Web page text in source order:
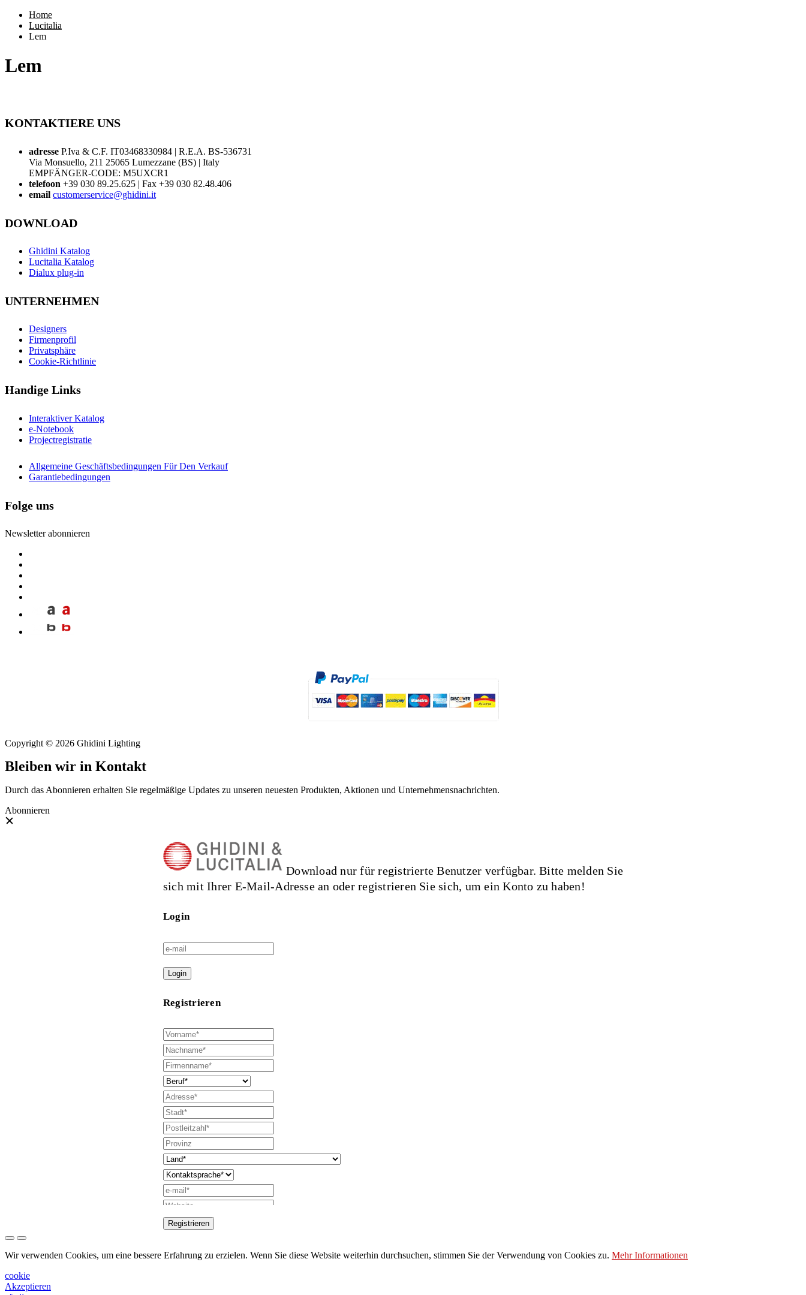
Home
Lucitalia
Lem
Lem
KONTAKTIERE UNS
adresse P.Iva & C.F. IT03468330984 | R.E.A. BS-536731
Via Monsuello, 211 25065 Lumezzane (BS) | Italy
EMPFÄNGER-CODE: M5UXCR1
telefoon +39 030 89.25.625 | Fax +39 030 82.48.406
email customerservice@ghidini.it
DOWNLOAD
Ghidini Katalog
Lucitalia Katalog
Dialux plug-in
UNTERNEHMEN
Designers
Firmenprofil
Privatsphäre
Cookie-Richtlinie
Handige Links
Interaktiver Katalog
e-Notebook
Projectregistratie
Allgemeine Geschäftsbedingungen Für Den Verkauf
Garantiebedingungen
Folge uns
Newsletter abonnieren
Copyright © 2026 Ghidini Lighting
Bleiben wir in Kontakt
Durch das Abonnieren erhalten Sie regelmäßige Updates zu unseren neuesten Produkten, Aktionen und Unternehmensnachrichten.
Abonnieren
Download nur für registrierte Benutzer verfügbar. Bitte melden Sie
sich mit Ihrer E-Mail-Adresse an oder registrieren Sie sich, um ein Konto zu haben!
Login
Login
Registrieren
Anfrage zum Senden des Katalogs
Registrieren
Wir verwenden Cookies, um eine bessere Erfahrung zu erzielen. Wenn Sie diese Website weiterhin durchsuchen, stimmen Sie der Verwendung von Cookies zu. Mehr Informationen
cookie
Akzeptieren